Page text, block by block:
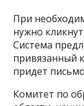
При
нужно
Система
привязанный
придет письмо
Комитет по